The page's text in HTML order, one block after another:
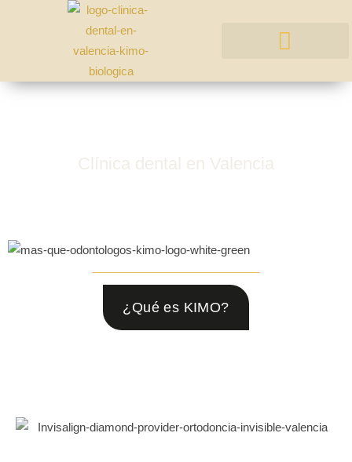
Clínica dental en Valencia
¿Qué es KIMO?